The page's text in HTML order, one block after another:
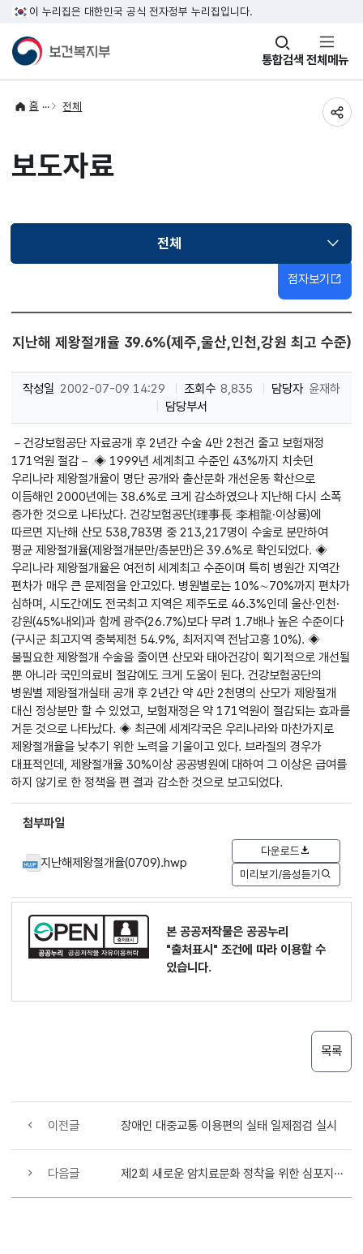
이 누리집은 대한민국 공식 전자정부 누리집입니다.
통합검색
창
열기 전체메뉴
홈 전체
보도자료
전체선택됨
점자보기
지난해 제왕절개율 39.6%(제주,울산,인천,강원 최고 수준)
작성일 2002-07-09 14:29 조회수 8,835 담당자 윤재하
담당부서
－건강보험공단 자료공개 후 2년간 수술 4만 2천건 줄고 보험재정
171억원 절감－ ◈ 1999년 세계최고 수준인 43%까지 치솟던
우리나라 제왕절개율이 명단 공개와 출산문화 개선운동 확산으로
이듬해인 2000년에는 38.6%로 크게 감소하였으나 지난해 다시 소폭
증가한 것으로 나타났다. 건강보험공단(理事長 李相龍·이상룡)에
따르면 지난해 산모 538,783명 중 213,217명이 수술로 분만하여
평균 제왕절개율(제왕절개분만/총분만)은 39.6%로 확인되었다. ◈
우리나라 제왕절개율은 여전히 세계최고 수준이며 특히 병원간 지역간
편차가 매우 큰 문제점을 안고있다. 병원별로는 10%∼70%까지 편차가
심하며, 시도간에도 전국최고 지역은 제주도로 46.3%인데 울산·인천·
강원(45%내외)과 함께 광주(26.7%)보다 무려 1.7배나 높은 수준이다
(구시군 최고지역 충북제천 54.9%, 최저지역 전남고흥 10%). ◈
불필요한 제왕절개 수술을 줄이면 산모와 태아건강이 획기적으로 개선될
뿐 아니라 국민의료비 절감에도 크게 도움이 된다. 건강보험공단의
병원별 제왕절개실태 공개 후 2년간 약 4만 2천명의 산모가 제왕절개
대신 정상분만 할 수 있었고, 보험재정은 약 171억원이 절감되는 효과를
거둔 것으로 나타났다. ◈ 최근에 세계각국은 우리나라와 마찬가지로
제왕절개율을 낮추기 위한 노력을 기울이고 있다. 브라질의 경우가
대표적인데, 제왕절개율 30%이상 공공병원에 대하여 그 이상은 급여를
하지 않기로 한 정책을 편 결과 감소한 것으로 보고되었다.
첨부파일
지난해제왕절개율(0709).hwp
다운로드
미리보기/음성듣기
본 공공저작물은 공공누리
"출처표시" 조건에 따라 이용할 수
있습니다.
목록
이전글 장애인 대중교통 이용편의 실태 일제점검 실시
다음글 제2회 새로운 암치료문화 정착을 위한 심포지엄 개최